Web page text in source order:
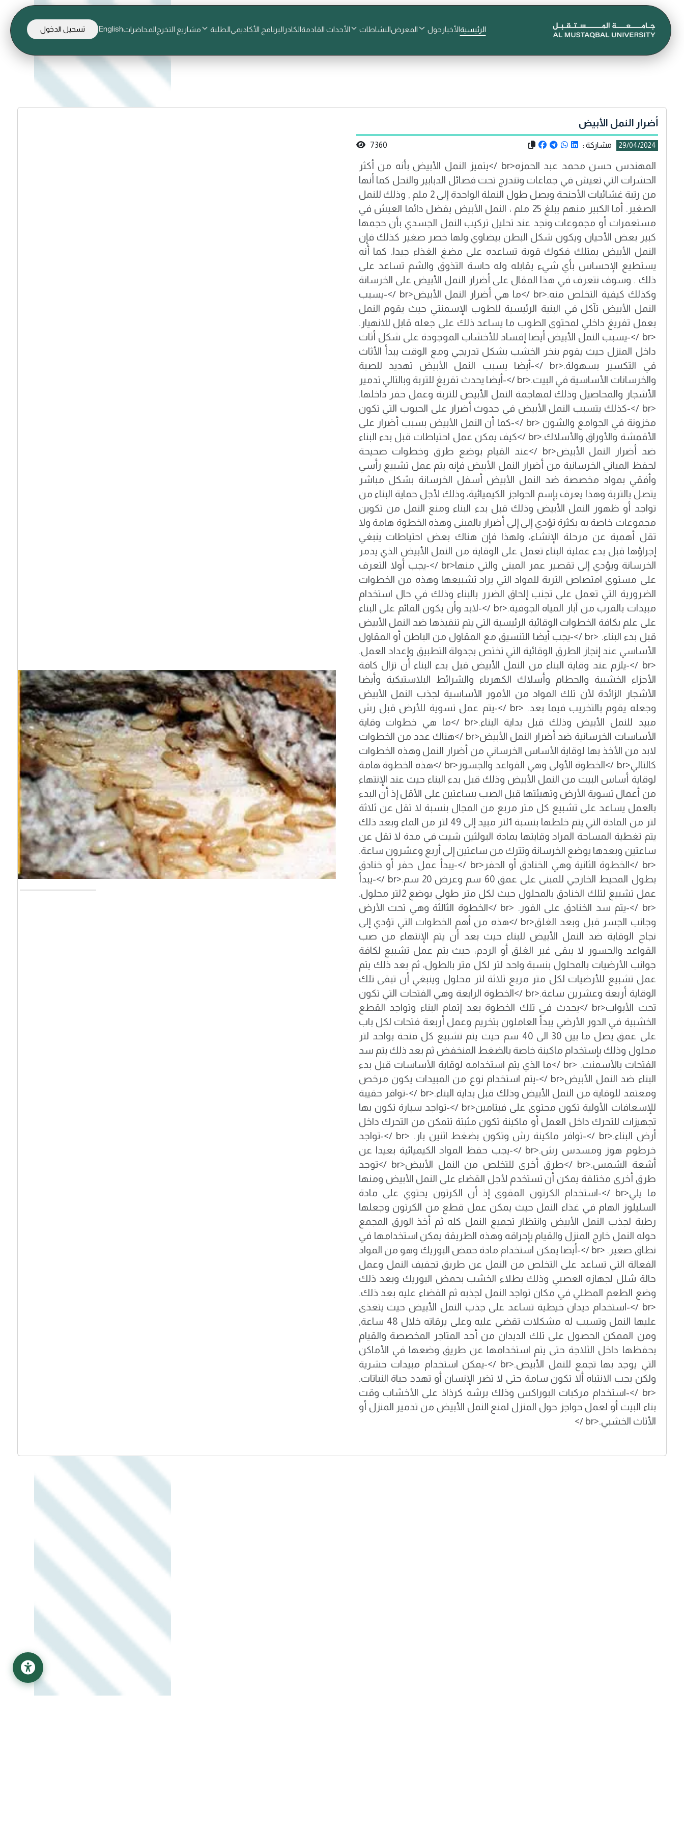
الرئيسيةالأخبار حول المعرضالنشاطات الأحداث القادمةالكادر البرنامج الأكاديميالطلبة مشاريع التخرجالمحاضراتEnglish تسجيل الدخول
أضرار النمل الأبيض
29/04/2024 مشاركة : 7360
المهندس حسن محمد عبد الحمزه<br />يتميز النمل الأبيض بأنه من أكثر
الحشرات التي تعيش في جماعات وتندرج تحت فصائل الدبابير والنحل كما أنها
من رتبة غشائيات الأجنحة ويصل طول النملة الواحدة إلى 2 ملم , وذلك للنمل
الصغير. أما الكبير منهم يبلغ 25 ملم ، النمل الأبيض يفضل دائما العيش في
مستعمرات أو مجموعات ونجد عند تحليل تركيب النمل الجسدي بأن حجمها
كبير بعض الأحيان ويكون شكل البطن بيضاوي ولها خصر صغير كذلك فإن
النمل الأبيض يمتلك فكوك قوية تساعده على مضغ الغذاء جيدا. كما أنه
يستطيع الإحساس بأي شيء يقابله وله حاسة التذوق والشم تساعد على
ذلك . وسوف نتعرف في هذا المقال على أضرار النمل الأبيض على الخرسانة
وكذلك كيفية التخلص منه.<br />ما هي أضرار النمل الأبيض<br />-يسبب
النمل الأبيض تآكل في البنية الرئيسية للطوب الإسمنتي حيث يقوم النمل
بعمل تفريغ داخلي لمحتوى الطوب ما يساعد ذلك على جعله قابل للانهيار.
<br />-يسبب النمل الأبيض أيضا إفساد للأخشاب الموجودة على شكل أثاث
داخل المنزل حيث يقوم بنخر الخشب بشكل تدريجي ومع الوقت يبدأ الأثاث
في التكسير بسهولة.<br />-أيضا يسبب النمل الأبيض تهديد للصبة
والخرسانات الأساسية في البيت.<br />-أيضا يحدث تفريغ للتربة وبالتالي تدمير
الأشجار والمحاصيل وذلك لمهاجمة النمل الأبيض للتربة وعمل حفر داخلها.
<br />-كذلك يتسبب النمل الأبيض في حدوث أضرار على الحبوب التي تكون
مخزونة في الجوامع والشون <br />-كما أن النمل الأبيض بسبب أضرار على
الأقمشة والأوراق والأسلاك.<br />كيف يمكن عمل احتياطات قبل بدء البناء
ضد أضرار النمل الأبيض<br />عند القيام بوضع طرق وخطوات صحيحة
لحفظ المباني الخرسانية من أضرار النمل الأبيض فإنه يتم عمل تشبيع رأسي
وأفقي بمواد مخصصة ضد النمل الأبيض أسفل الخرسانة بشكل مباشر
يتصل بالتربة وهذا يعرف بإسم الحواجز الكيميائية، وذلك لأجل حماية البناء من
تواجد أو ظهور النمل الأبيض وذلك قبل بدء البناء ومنع النمل من تكوين
مجموعات خاصة به بكثرة تؤدي إلى إلى أضرار بالمبنى وهذه الخطوة هامة ولا
تقل أهمية عن مرحلة الإنشاء، ولهذا فإن هناك بعض احتياطات ينبغي
إجراؤها قبل بدء عملية البناء تعمل على الوقاية من النمل الأبيض الذي يدمر
الخرسانة ويؤدي إلى تقصير عمر المبنى والتي منها<br />-يجب أولا التعرف
على مستوى امتصاص التربة للمواد التي يراد تشبيعها وهذه من الخطوات
الضرورية التي تعمل على تجنب إلحاق الضرر بالبناء وذلك في حال استخدام
مبيدات بالقرب من آبار المياه الجوفية.<br />-لابد وأن يكون القائم على البناء
على علم بكافة الخطوات الوقائية الرئيسية التي يتم تنفيذها ضد النمل الأبيض
قبل بدء البناء. <br />-يجب أيضا التنسيق مع المقاول من الباطن أو المقاول
الأساسي عند إنجاز الطرق الوقائية التي تختص بجدولة التطبيق وإعداد العمل.
<br />-يلزم عند وقاية البناء من النمل الأبيض قبل بدء البناء أن تزال كافة
الأجزاء الخشبية والحطام وأسلاك الكهرباء والشرائط البلاستيكية وأيضا
الأشجار الزائدة لأن تلك المواد من الأمور الأساسية لجذب النمل الأبيض
وجعله يقوم بالتخريب فيما بعد. <br />-يتم عمل تسوية للأرض قبل رش
مبيد للنمل الأبيض وذلك قبل بداية البناء.<br />ما هي خطوات وقاية
الأساسات الخرسانية ضد أضرار النمل الأبيض<br />هناك عدد من الخطوات
لابد من الأخذ بها لوقاية الأساس الخرساني من أضرار النمل وهذه الخطوات
كالتالي<br />الخطوة الأولى وهي القواعد والجسور<br />هذه الخطوة هامة
لوقاية أساس البيت من النمل الأبيض وذلك قبل بدء البناء حيث عند الإنتهاء
من أعمال تسوية الأرض وتهيئتها قبل الصب بساعتين على الأقل إذ أن البدء
بالعمل يساعد على تشبيع كل متر مربع من المجال بنسبة لا تقل عن ثلاثة
لتر من المادة التي يتم خلطها بنسبة 1لتر مبيد إلى 49 لتر من الماء وبعد ذلك
يتم تغطية المساحة المراد وقايتها بمادة البولثين شيت في مدة لا تقل عن
ساعتين وبعدها يوضع الخرسانة وتترك من ساعتين إلى أربع وعشرون ساعة.
<br />الخطوة الثانية وهي الخنادق أو الحفر<br />-يبدأ عمل حفر أو خنادق
بطول المحيط الخارجي للمبنى على عمق 60 سم وعرض 20 سم.<br />-يبدأ
عمل تشبيع لتلك الخنادق بالمحلول حيث لكل متر طولي يوضع 2لتر محلول.
<br />-يتم سد الخنادق على الفور. <br />الخطوة الثالثة وهي تحت الأرض
وجانب الجسر قبل وبعد الغلق<br />هذه من أهم الخطوات التي تؤدي إلى
نجاح الوقاية ضد النمل الأبيض للبناء حيث بعد أن يتم الإنتهاء من صب
القواعد والجسور لا يبقى غير الغلق أو الردم، حيث يتم عمل تشبيع لكافة
جوانب الأرضيات بالمحلول بنسبة واحد لتر لكل متر بالطول، ثم بعد ذلك يتم
عمل تشبيع للأرضيات لكل متر مربع ثلاثة لتر محلول وينبغي أن تبقى تلك
الوقاية أربعة وعشرين ساعة.<br />الخطوة الرابعة وهي الفتحات التي تكون
تحت الأبواب<br />يحدث في تلك الخطوة بعد إتمام البناء وتواجد القطع
الخشبية في الدور الأرضي يبدأ العاملون بتخريم وعمل أربعة فتحات لكل باب
على عمق يصل ما بين 30 الى 40 سم حيث يتم تشبيع كل فتحة بواحد لتر
محلول وذلك بإستخدام ماكينة خاصة بالضغط المنخفض ثم بعد ذلك يتم سد
الفتحات بالأسمنت. <br />ما الذي يتم استخدامه لوقاية الأساسات قبل بدء
البناء ضد النمل الأبيض<br />-يتم استخدام نوع من المبيدات يكون مرخص
ومعتمد للوقاية من النمل الأبيض وذلك قبل بداية البناء.<br />-توافر حقيبة
للإسعافات الأولية تكون محتوى على فيتامين<br />-تواجد سيارة تكون بها
تجهيزات للتحرك داخل العمل أو ماكينة تكون مثبتة تتمكن من التحرك داخل
أرض البناء.<br />-توافر ماكينة رش وتكون بضغط اثنين بار. <br />-تواجد
خرطوم هوز ومسدس رش.<br />-يجب حفظ المواد الكيميائية بعيدا عن
أشعة الشمس.<br />طرق أخرى للتخلص من النمل الأبيض<br />توجد
طرق أخرى مختلفة يمكن أن تستخدم لأجل القضاء على النمل الأبيض ومنها
ما يلي<br />-استخدام الكرتون المقوى إذ أن الكرتون يحتوي على مادة
السليلوز الهام في غذاء النمل حيث يمكن عمل قطع من الكرتون وجعلها
رطبة لجذب النمل الأبيض وانتظار تجميع النمل كله ثم أخذ الورق المجمع
حوله النمل خارج المنزل والقيام بإحراقه وهذه الطريقة يمكن استخدامها في
نطاق صغير. <br />-أيضا يمكن استخدام مادة حمض البوريك وهو من المواد
الفعالة التي تساعد على التخلص من النمل عن طريق تجفيف النمل وعمل
حالة شلل لجهازه العصبي وذلك بطلاء الخشب بحمض البوريك وبعد ذلك
وضع الطعم المطلي في مكان تواجد النمل لجذبه ثم القضاء عليه بعد ذلك.
<br />-استخدام ديدان خيطية تساعد على جذب النمل الأبيض حيث يتغذى
عليها النمل وتسبب له مشكلات تقضي عليه وعلى يرقاته خلال 48 ساعة,
ومن الممكن الحصول على تلك الديدان من أحد المتاجر المخصصة والقيام
بحفظها داخل الثلاجة حتى يتم استخدامها عن طريق وضعها في الأماكن
التي يوجد بها تجمع للنمل الأبيض.<br />-يمكن استخدام مبيدات حشرية
ولكن يجب الانتباه ألا تكون سامة حتى لا تضر الإنسان أو تهدد حياة النباتات.
<br />-استخدام مركبات البوراكس وذلك برشه كرذاذ على الأخشاب وقت
بناء البيت أو لعمل حواجز حول المنزل لمنع النمل الأبيض من تدمير المنزل أو
الأثاث الخشبي.<br />